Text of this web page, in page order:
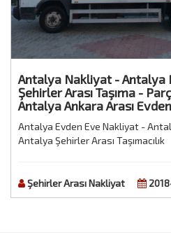
Antalya Nakliyat - Antalya
Şehirler Arası Taşıma -
Antalya Ankara Arası
Antalya Evden Eve Nakliyat -
Antalya Şehirler Arası Taşımacılık
Şehirler Arası Nakliyat